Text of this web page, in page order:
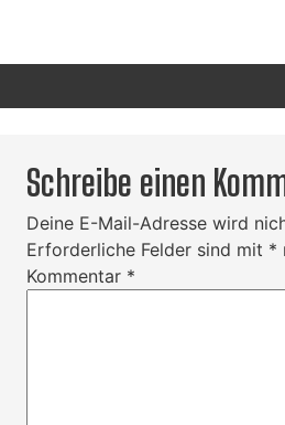
Schreibe einen
Deine E-Mail-Adresse wird
Erforderliche Felder sind mit *
Kommentar *